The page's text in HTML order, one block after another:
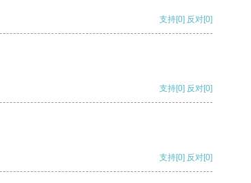
支持[0] 反对[0]
支持[0] 反对[0]
支持[0] 反对[0]